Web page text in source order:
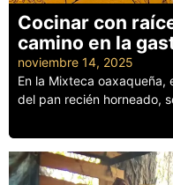
Cocinar con
camino en la
noviembre 14, 2025
En la Mixteca oaxaqueña,
del pan recién horneado,